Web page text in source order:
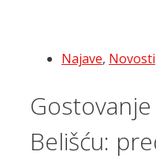
Najave, Novosti
Belišću: